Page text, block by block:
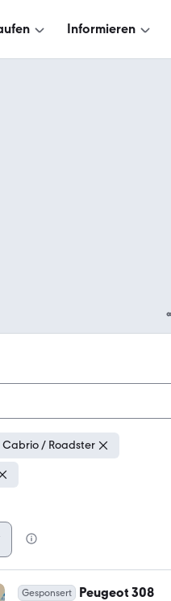
Informieren
Cabrio / Roadster
Gesponsert Peugeot 308